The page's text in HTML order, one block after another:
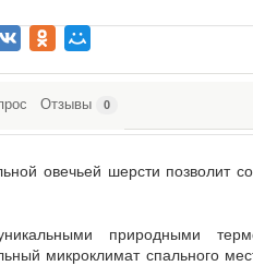
Отзывы 0
овечьей шерсти позволит
природными
микроклимат спального